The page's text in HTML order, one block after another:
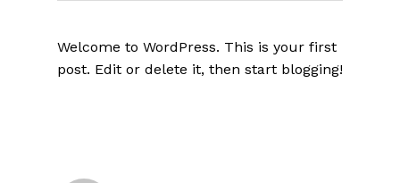
Welcome to WordPress. This is your first
post. Edit or delete it, then start blogging!